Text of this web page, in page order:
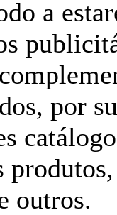
a
por
outros.